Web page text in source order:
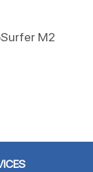
M2